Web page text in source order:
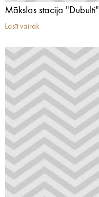
Mākslas stacija "Dubulti"
Lasīt vairāk